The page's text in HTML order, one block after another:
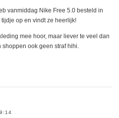
vanmiddag Nike Free 5.0 besteld in
op en vindt ze heerlijk!
mee hoor, maar liever te veel dan
shoppen ook geen straf hihi.